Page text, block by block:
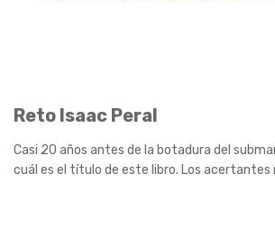
Reto Isaac Peral
Casi 20 años antes de la botadura del
cuál es el título de este libro. Los